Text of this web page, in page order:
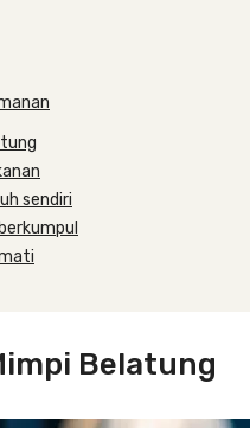
sendiri
Belatung